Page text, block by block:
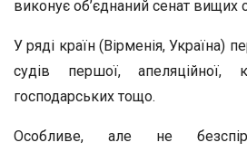
виконує об’єднаний сенат вищих
У ряді країн (Вірменія, Україна)
судів першої, апеляційної,
господарських тощо.
Особливе, але не